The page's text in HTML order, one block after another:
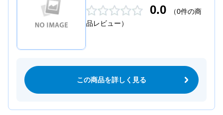
0.0
（0件の商
品レビュー）
この商品を詳しく見る